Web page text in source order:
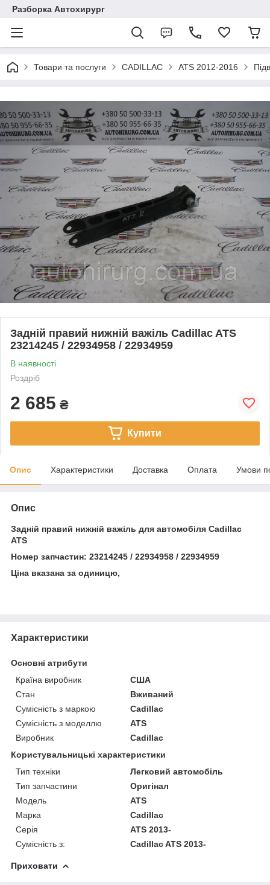
Разборка Автохирург
Товари та послуги CADILLAC ATS 2012-2016
Задній правий нижній важіль Cadillac ATS
23214245 / 22934958 / 22934959
В наявності
Роздріб
2 685 ₴
Купити
Опис Характеристики Доставка Оплата Умови
Опис
Задній правий нижній важіль для автомобіля Cadillac
ATS
Номер запчастин: 23214245 / 22934958 / 22934959
Ціна вказана за одиницю,
Характеристики
Основні атрибути
Країна виробник
США
Стан
Вживаний
Сумісність з маркою
Cadillac
Сумісність з моделлю
ATS
Виробник
Cadillac
Користувальницькі характеристики
Тип техніки
Легковий автомобіль
Тип запчастини
Оригінал
Модель
ATS
Марка
Cadillac
Серія
ATS 2013-
Сумісність з:
Cadillac ATS 2013-
Приховати